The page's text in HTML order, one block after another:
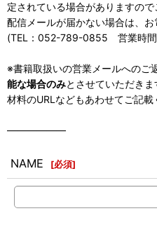
定されている場合がありますの
配信メールが届かない場合は、お
(TEL：052-789-0855 営業時
※書籍取扱いの営業メールへのご
能な場合のみとさせていただき
材料のURLなどもあわせてご記載
――――――
NAME [必須]